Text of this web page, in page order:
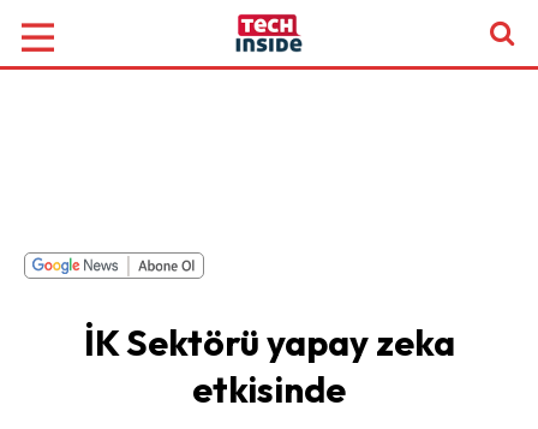
İK Sektörü yapay zeka
etkisinde